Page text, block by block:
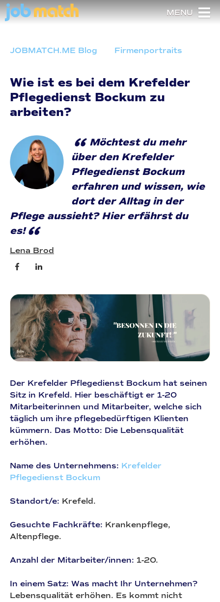
MENU
JOBMATCH.ME Blog Firmenportraits
Wie ist es bei dem Krefelder
Pflegedienst Bockum zu
arbeiten?
“ Möchtest du mehr
über den Krefelder
Pflegedienst Bockum
erfahren und wissen, wie
dort der Alltag in der
Pflege aussieht? Hier erfährst du
es!“
Lena Brod
Der Krefelder Pflegedienst Bockum hat seinen
Sitz in Krefeld. Hier beschäftigt er 1-20
Mitarbeiterinnen und Mitarbeiter, welche sich
täglich um ihre pflegebedürftigen Klienten
kümmern. Das Motto: Die Lebensqualität
erhöhen.
Name des Unternehmens: Krefelder
Pflegedienst Bockum
Standort/e: Krefeld.
Gesuchte Fachkräfte: Krankenpflege,
Altenpflege.
Anzahl der Mitarbeiter/innen: 1-20.
In einem Satz: Was macht Ihr Unternehmen?
Lebensqualität erhöhen. Es kommt nicht